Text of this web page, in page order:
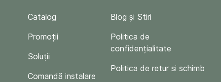
Catalog
Promoții
Soluții
Comandă instalare
Blog și Stiri
Politica de
confidențialitate
Politica de retur si schimb